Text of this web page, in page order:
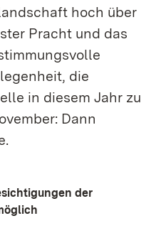
hoch über
Pracht und das
die
in diesem Jahr zu
Dann
der